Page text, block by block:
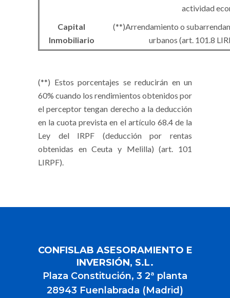
actividad
Capital
Inmobiliario
(**)Arrendamiento o
urbanos (art. 101.8
(**) Estos porcentajes se reducirán en un
60% cuando los rendimientos obtenidos por
el perceptor tengan derecho a la deducción
en la cuota prevista en el artículo 68.4 de la
Ley del IRPF (deducción por rentas
obtenidas en Ceuta y Melilla) (art. 101
LIRPF).
CONFISLAB ASESORAMIENTO E
INVERSIÓN, S.L.
Plaza Constitución, 3 2ª planta
28943 Fuenlabrada (Madrid)